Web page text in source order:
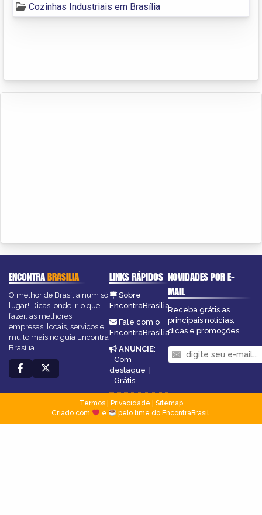
Cozinhas Industriais em Brasília
ENCONTRABRASILIA
O melhor de Brasília num só
lugar! Dicas, onde ir, o que
fazer, as melhores
empresas, locais, serviços e
muito mais no guia Encontra
Brasília.
LINKS RÁPIDOS
Sobre
EncontraBrasilia
Fale com o
EncontraBrasilia
ANUNCIE:
Com
destaque |
Grátis
NOVIDADES POR E-
MAIL
Receba grátis as
principais notícias,
dicas e promoções
Termos| Privacidade
Sitemap
Criado com
e pelo time do EncontraBrasil